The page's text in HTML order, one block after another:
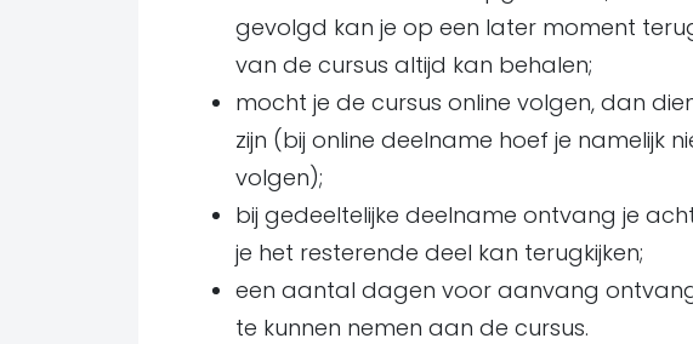
gevolgd kan je op een later moment
van de cursus altijd kan behalen;
mocht je de cursus online volgen, dan
zijn (bij online deelname hoef je namelijk
volgen);
bij gedeeltelijke deelname ontvang je
je het resterende deel kan terugkijken;
een aantal dagen voor aanvang
te kunnen nemen aan de cursus.